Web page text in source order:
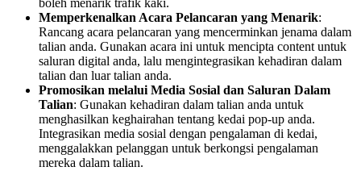
boleh menarik trafik kaki.
Memperkenalkan Acara Pelancaran yang Menarik:
Rancang acara pelancaran yang mencerminkan jenama dalam
talian anda. Gunakan acara ini untuk mencipta content untuk
saluran digital anda, lalu mengintegrasikan kehadiran dalam
talian dan luar talian anda.
Promosikan melalui Media Sosial dan Saluran Dalam
Talian: Gunakan kehadiran dalam talian anda untuk
menghasilkan keghairahan tentang kedai pop-up anda.
Integrasikan media sosial dengan pengalaman di kedai,
menggalakkan pelanggan untuk berkongsi pengalaman
mereka dalam talian.